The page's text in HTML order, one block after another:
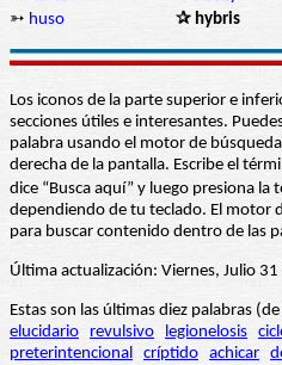
➳ huso ✰ hybris
Los iconos de la parte superior e
secciones útiles e interesantes.
palabra usando el motor de
derecha de la pantalla. Escribe el
dice “Busca aquí” y luego presiona
dependiendo de tu teclado. El motor
para buscar contenido dentro de las
Última actualización: Viernes, Julio
Estas son las últimas diez palabras
elucidario
revulsivo legionelosis
preterintencional críptido achicar